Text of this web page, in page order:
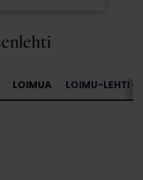
LOIMUA LOIMU-LEHTI »